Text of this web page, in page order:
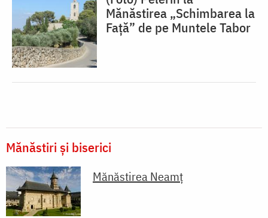
Mănăstirea „Schimbarea la
Față” de pe Muntele Tabor
Mănăstiri și biserici
Mănăstirea Neamţ